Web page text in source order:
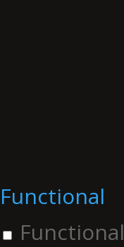
Functional
Functional